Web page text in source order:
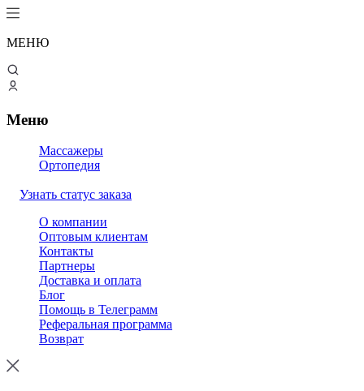
МЕНЮ
Меню
Массажеры
Ортопедия
Узнать статус заказа
О компании
Оптовым клиентам
Контакты
Партнеры
Доставка и оплата
Блог
Помощь в Телеграмм
Реферальная программа
Возврат